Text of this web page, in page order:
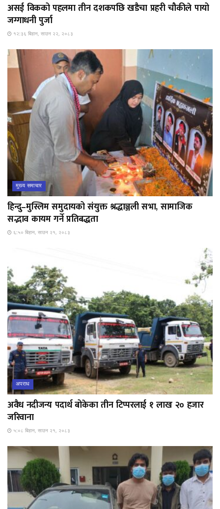
असई विकको पहलमा तीन दशकपछि खडैचा प्रहरी चौकीले पायो
जग्गाधनी पुर्जा
१२:३६ बिहान, साउन २२, २०८३
मुख्य समाचार
हिन्दु–मुस्लिम समुदायको संयुक्त श्रद्धाञ्जली सभा, सामाजिक
सद्भाव कायम गर्ने प्रतिबद्धता
६:५० बिहान, साउन २१, २०८३
अपराध
अवैध नदीजन्य पदार्थ बोकेका तीन टिप्परलाई १ लाख २० हजार
जरिवाना
५:०८ बिहान, साउन २१, २०८३